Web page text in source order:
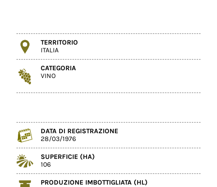
TERRITORIO
ITALIA
CATEGORIA
VINO
DATA DI REGISTRAZIONE
28/03/1976
SUPERFICIE (HA)
106
PRODUZIONE IMBOTTIGLIATA (HL)